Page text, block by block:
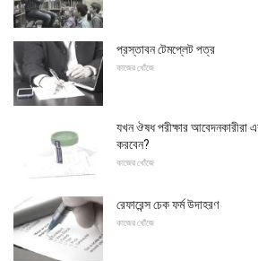
প্রস্তাবন টেমপ্লেট পত্র
কাজের খোঁজে
যখন ঔষধ পরীক্ষার আবেদনকারীরা
করবেন?
কাজের খোঁজে
রেফারেন্স চেক ফর্ম উদাহরণ
কাজের খোঁজে